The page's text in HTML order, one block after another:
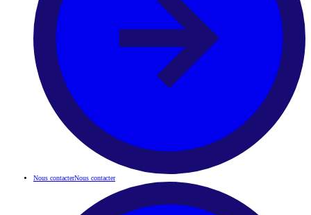
Nous contacterNous contacter